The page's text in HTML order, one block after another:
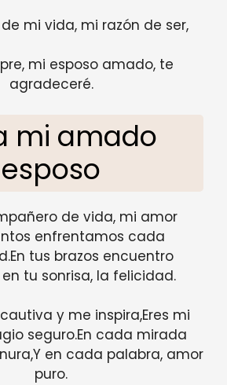
mi vida, mi razón de ser,
mi esposo amado, te
agradeceré.
mi amado
esposo
de vida, mi amor
enfrentamos cada
tus brazos encuentro
en tu sonrisa, la felicidad.
y me inspira,Eres mi
seguro.En cada mirada
en cada palabra, amor
puro.